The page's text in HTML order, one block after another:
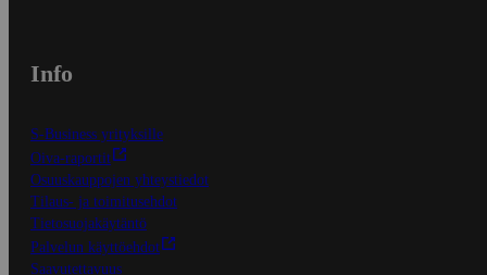
Info
S-Business yrityksille
Oiva-raportit
Osuuskauppojen yhteystiedot
Tilaus- ja toimitusehdot
Tietosuojakäytäntö
Palvelun käyttöehdot
Saavutettavuus